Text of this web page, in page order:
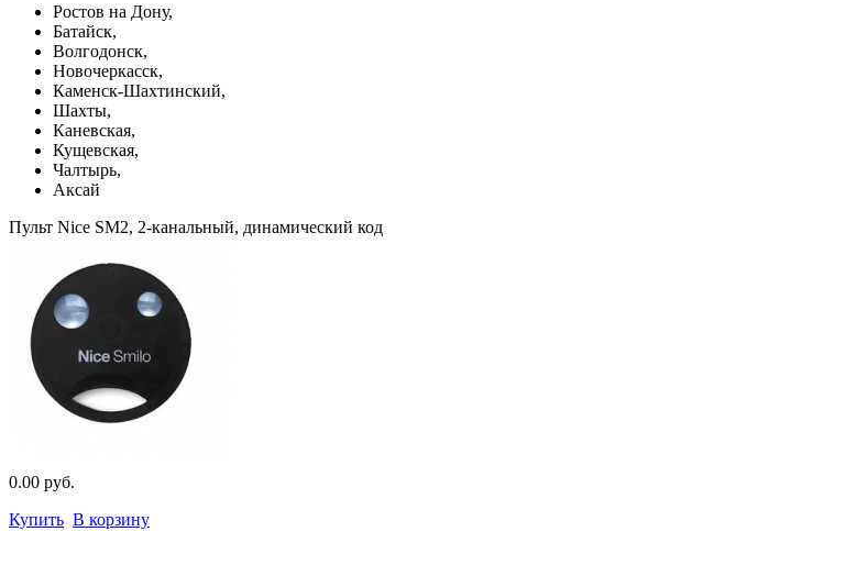
Ростов на Дону,
Батайск,
Волгодонск,
Новочеркасск,
Каменск-Шахтинский,
Шахты,
Каневская,
Кущевская,
Чалтырь,
Аксай
Пульт Nice SM2, 2-канальный, динамический код
0.00 руб.
Купить В корзину